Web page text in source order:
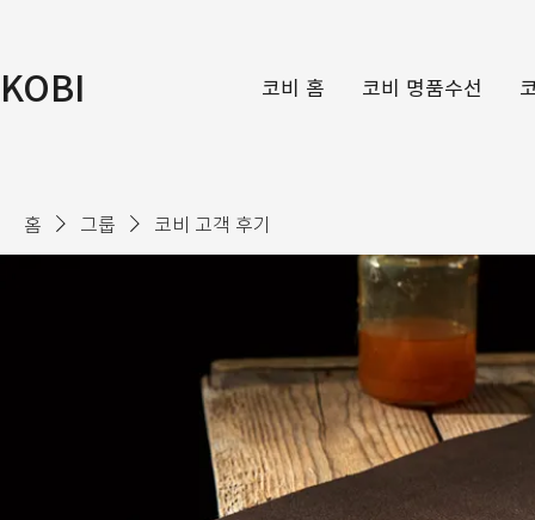
KOBI 코비 홈 코비 명품수선
홈 그룹 코비 고객 후기